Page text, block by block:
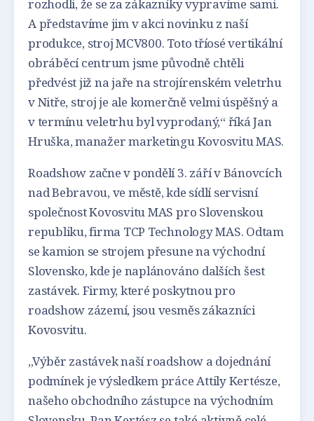
rozhodli, že se za zákazníky vypravíme sami.
A představíme jim v akci novinku z naší
produkce, stroj MCV800. Toto tříosé vertikální
obráběcí centrum jsme původně chtěli
předvést již na jaře na strojírenském veletrhu
v Nitře, stroj je ale komerčně velmi úspěšný a
v termínu veletrhu byl vyprodaný,“ říká Jan
Hruška, manažer marketingu Kovosvitu MAS.
Roadshow začne v pondělí 3. září v Bánovcích
nad Bebravou, ve městě, kde sídlí servisní
společnost Kovosvitu MAS pro Slovenskou
republiku, firma TCP Technology MAS. Odtam
se kamion se strojem přesune na východní
Slovensko, kde je naplánováno dalších šest
zastávek. Firmy, které poskytnou pro
roadshow zázemí, jsou vesměs zákazníci
Kovosvitu.
„Výběr zastávek naší roadshow a dojednání
podmínek je výsledkem práce Attily Kertésze,
našeho obchodního zástupce na východním